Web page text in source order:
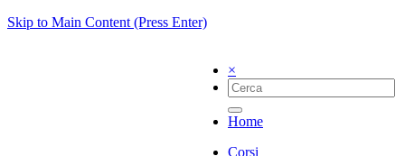
Skip to Main Content (Press Enter)
×
Home
Corsi